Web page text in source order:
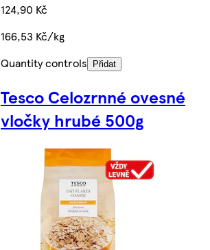
124,90 Kč
166,53 Kč/kg
Quantity controls
Přidat
Tesco Celozrnné ovesné
vločky hrubé 500g